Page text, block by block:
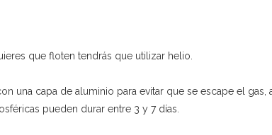
que floten tendrás que utilizar helio.
una capa de aluminio para evitar que se escape el
pueden durar entre 3 y 7 días.